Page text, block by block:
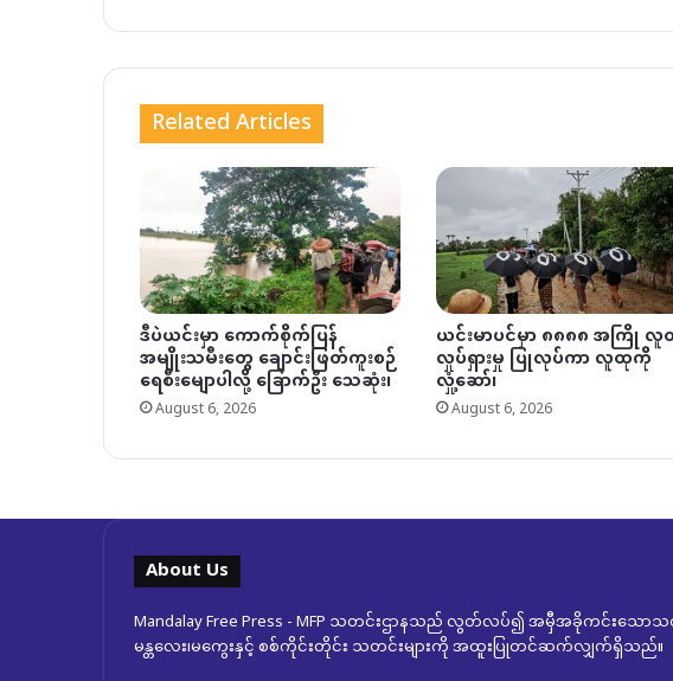
Related Articles
ဒီပဲယင်းမှာ ကောက်စိုက်ပြန်
အမျိုးသမီးတွေ ချောင်းဖြတ်ကူးစဉ်
ရေစီးမျောပါလို့ ခြောက်ဦး သေဆုံး၊
August 6, 2026
ယင်းမာပင်မှာ ၈၈၈၈ အကြို
လှုပ်ရှားမှု ပြုလုပ်ကာ လူထုကို
လှုံ့ဆော်၊
August 6, 2026
About Us
Mandalay Free Press - MFP သတင်းဌာနသည် လွတ်လပ်၍ အမှီအခိုကင်းသောသတ
မန္တလေး၊မကွေးနှင့် စစ်ကိုင်းတိုင်း သတင်းများကို အထူးပြုတင်ဆက်လျှက်ရှိသည်။